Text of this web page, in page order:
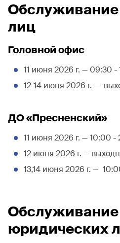
лиц
Головной офис
11 июня 2026 г. — 09:30 -
12-14 июня 2026 г. —
ДО «Пресненский»
11 июня 2026 г. — 10:00 -
12 июня 2026 г. —
13,14 июня 2026 г. —
Обслуживание
юридических